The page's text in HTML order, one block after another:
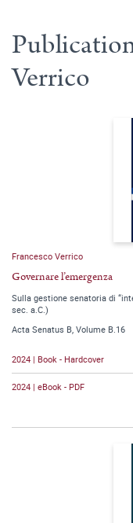
Verrico
Francesco Verrico
Governare l’emergenza
Sulla gestione senatoria di
sec. a.C.)
Acta Senatus B, Volume B.16
2024 | Book - Hardcover
2024 | eBook - PDF